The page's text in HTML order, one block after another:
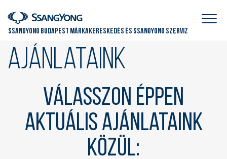
SSANGYONG BUDAPEST MÁRKAKERESKEDÉS ÉS SSANGYONG SZERVIZ
Ajánlataink
Válasszon éppen
aktuális ajánlataink
közül: